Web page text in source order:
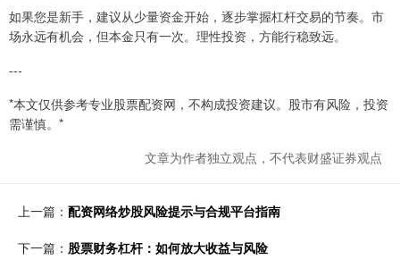
如果您是新手，建议从少量资金开始，逐步掌握杠杆交易的节奏。市
场永远有机会，但本金只有一次。理性投资，方能行稳致远。
---
*本文仅供参考专业股票配资网，不构成投资建议。股市有风险，投资
需谨慎。*
文章为作者独立观点，不代表财盛证券观点
上一篇： 配资网络炒股风险提示与合规平台指南
下一篇： 股票财务杠杆：如何放大收益与风险